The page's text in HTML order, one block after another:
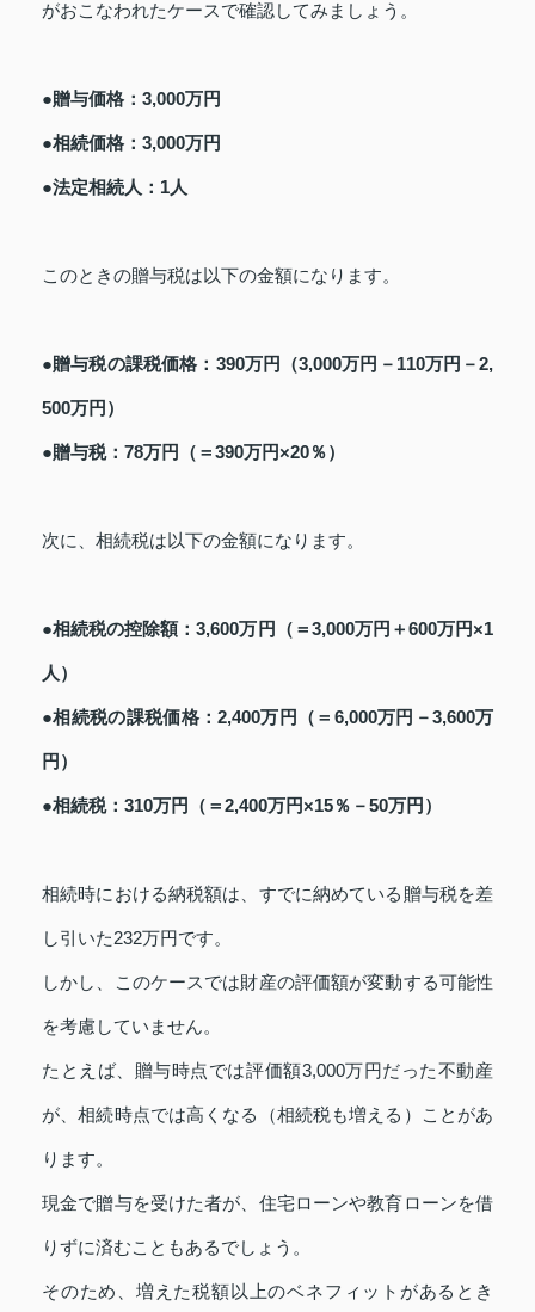
がおこなわれたケースで確認してみましょう。
●贈与価格：3,000万円
●相続価格：3,000万円
●法定相続人：1人
このときの贈与税は以下の金額になります。
●贈与税の課税価格：390万円（3,000万円－110万円－2,
500万円）
●贈与税：78万円（＝390万円×20％）
次に、相続税は以下の金額になります。
●相続税の控除額：3,600万円（＝3,000万円＋600万円×1
人）
●相続税の課税価格：2,400万円（＝6,000万円－3,600万
円）
●相続税：310万円（＝2,400万円×15％－50万円）
相続時における納税額は、すでに納めている贈与税を差
し引いた232万円です。
しかし、このケースでは財産の評価額が変動する可能性
を考慮していません。
たとえば、贈与時点では評価額3,000万円だった不動産
が、相続時点では高くなる（相続税も増える）ことがあ
ります。
現金で贈与を受けた者が、住宅ローンや教育ローンを借
りずに済むこともあるでしょう。
そのため、増えた税額以上のベネフィットがあるとき